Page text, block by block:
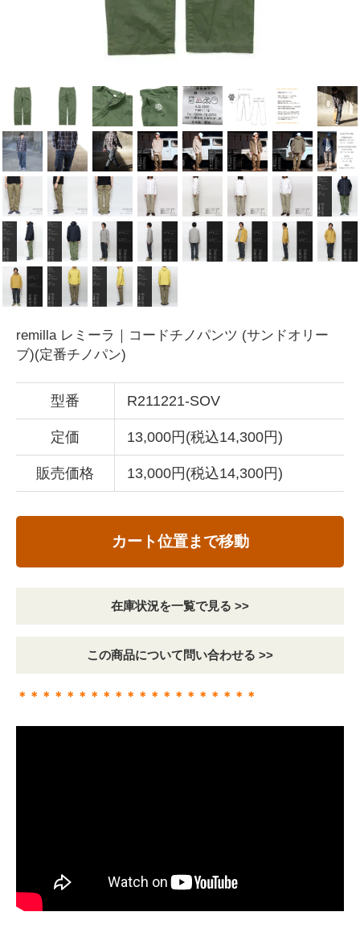
remilla レミーラ｜コードチノパンツ (サンドオリー
ブ)(定番チノパン)
型番 R211221-SOV
定価 13,000円(税込14,300円)
販売価格 13,000円(税込14,300円)
カート位置まで移動
在庫状況を一覧で見る >>
この商品について問い合わせる >>
＊＊＊＊＊＊＊＊＊＊＊＊＊＊＊＊＊＊＊＊